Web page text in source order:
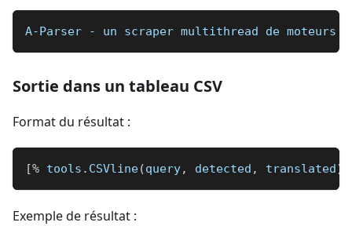
A-Parser - un scraper multithread de
Sortie dans un tableau CSV
Format du résultat :
[% tools . CSVline(query, detected , translated)
Exemple de résultat :